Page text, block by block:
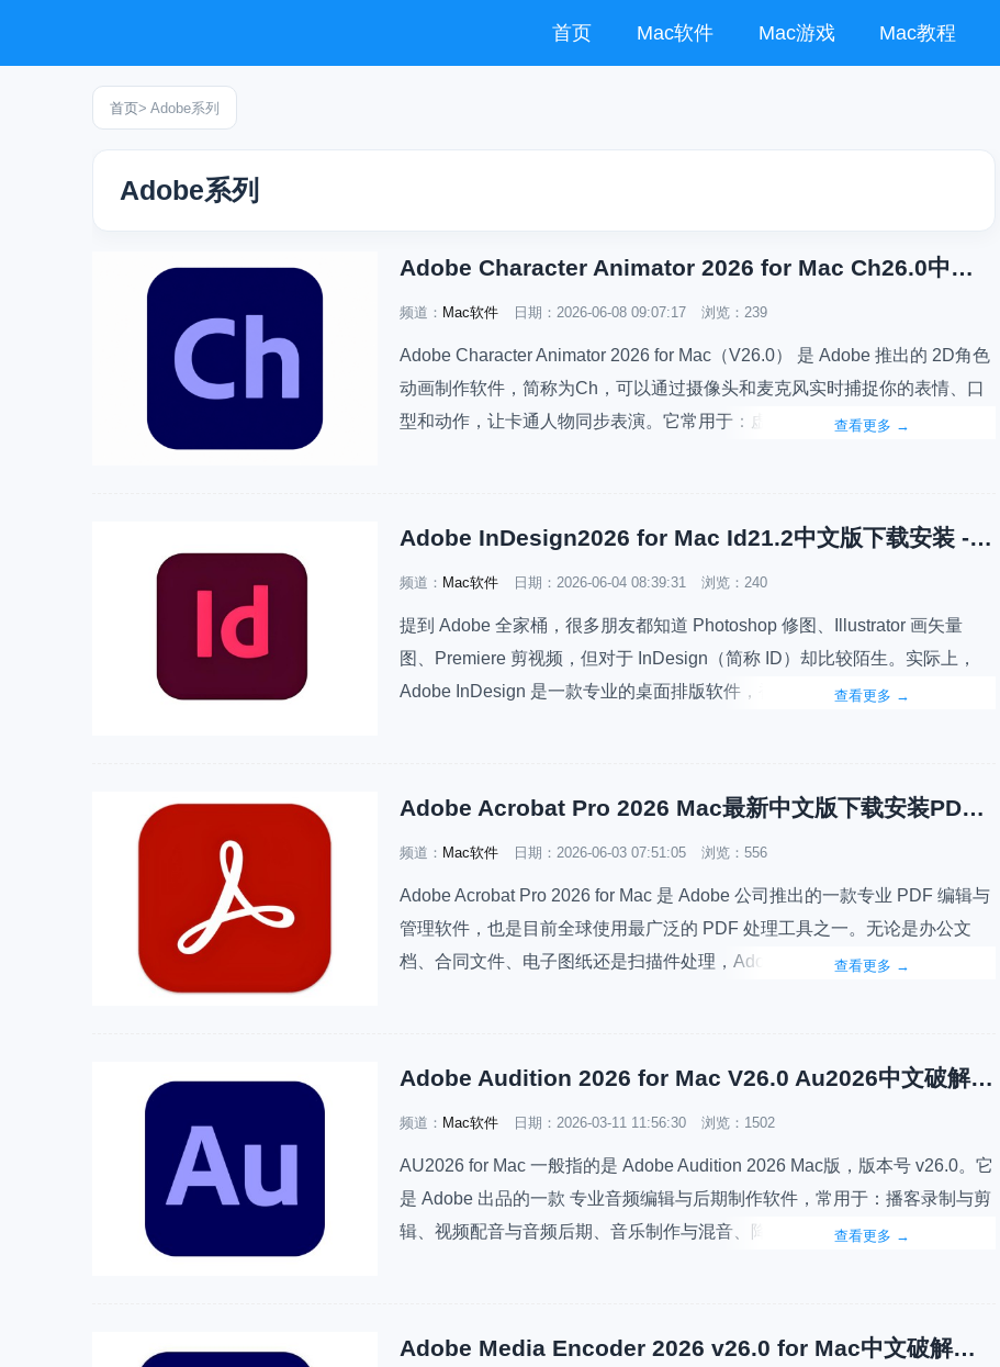
首页 Mac软件 Mac游戏 Mac教程
首页> Adobe系列
Adobe系列
Adobe Character Animator 2026 for Mac Ch26.0中文版下载安装 - Character Animation Software
频道： Mac软件 日期： 2026-06-08 09:07:17 浏览：239
Adobe Character Animator 2026 for Mac（V26.0） 是 Adobe 推出的 2D角色
动画制作软件，简称为Ch，可以通过摄像头和麦克风实时捕捉你的表情、口
型和动作，让卡通人物同步表演。它常用于：虚拟主播（VTuber）、动画短
查看更多 →
Adobe InDesign2026 for Mac Id21.2中文版下载安装 - Desktop Publishing Software
频道： Mac软件 日期： 2026-06-04 08:39:31 浏览：240
提到 Adobe 全家桶，很多朋友都知道 Photoshop 修图、Illustrator 画矢量
图、Premiere 剪视频，但对于 InDesign（简称 ID）却比较陌生。实际上，
Adobe InDesign 是一款专业的桌面排版软件，被广泛应用于书籍、杂志、宣
查看更多 →
Adobe Acrobat Pro 2026 Mac最新中文版下载安装PDF工具 - PDF Editing Software
频道： Mac软件 日期： 2026-06-03 07:51:05 浏览：556
Adobe Acrobat Pro 2026 for Mac 是 Adobe 公司推出的一款专业 PDF 编辑与
管理软件，也是目前全球使用最广泛的 PDF 处理工具之一。无论是办公文
档、合同文件、电子图纸还是扫描件处理，Adobe Acrobat Pro 都能提供完整
查看更多 →
Adobe Audition 2026 for Mac V26.0 Au2026中文破解版下载安装
频道： Mac软件 日期： 2026-03-11 11:56:30 浏览：1502
AU2026 for Mac 一般指的是 Adobe Audition 2026 Mac版，版本号 v26.0。它
是 Adobe 出品的一款 专业音频编辑与后期制作软件，常用于：播客录制与剪
辑、视频配音与音频后期、音乐制作与混音、降噪、修复音频、多轨音频编
查看更多 →
Adobe Media Encoder 2026 v26.0 for Mac中文破解版ME2026最新下载安装